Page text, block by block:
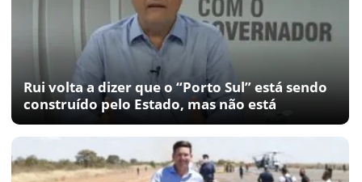
Rui volta a dizer que o “Porto Sul” está sendo
construído pelo Estado, mas não está